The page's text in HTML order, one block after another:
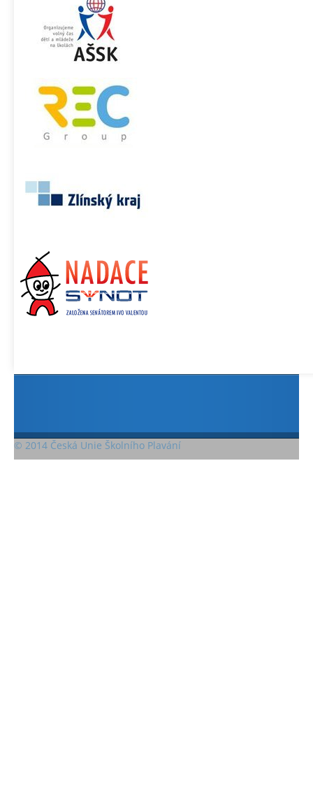
© 2014 Česká Unie Školního Plavání